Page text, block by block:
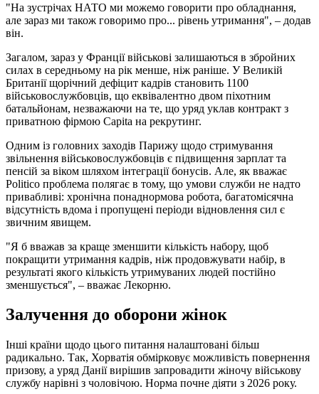
"На зустрічах НАТО ми можемо говорити про обладнання,
але зараз ми також говоримо про... рівень утримання", – додав
він.
Загалом, зараз у Франції військові залишаються в збройних
силах в середньому на рік менше, ніж раніше. У Великій
Британії щорічний дефіцит кадрів становить 1100
військовослужбовців, що еквівалентно двом піхотним
батальйонам, незважаючи на те, що уряд уклав контракт з
приватною фірмою Capita на рекрутинг.
Одним із головних заходів Парижу щодо стримування
звільнення військовослужбовців є підвищення зарплат та
пенсій за віком шляхом інтеграції бонусів. Але, як вважає
Politico проблема полягає в тому, що умови служби не надто
привабливі: хронічна понаднормова робота, багатомісячна
відсутність вдома і пропущені періоди відновлення сил є
звичним явищем.
"Я б вважав за краще зменшити кількість набору, щоб
покращити утримання кадрів, ніж продовжувати набір, в
результаті якого кількість утримуваних людей постійно
зменшується", – вважає Лекорню.
Залучення до оборони жінок
Інші країни щодо цього питання налаштовані більш
радикально. Так, Хорватія обмірковує можливість повернення
призову, а уряд Данії вирішив запровадити жіночу військову
службу нарівні з чоловічою. Норма почне діяти з 2026 року.